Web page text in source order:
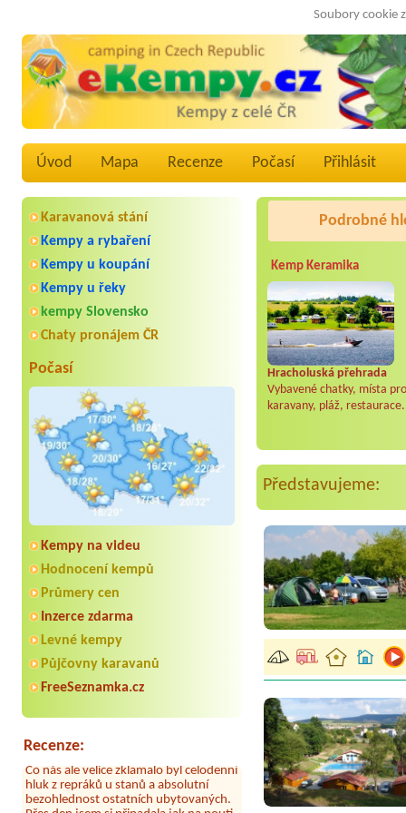
Soubory cookie
Úvod Mapa Recenze Počasí Přihlásit
Karavanová stání
Kempy a rybaření
Kempy u koupání
Kempy u řeky
kempy Slovensko
Chaty pronájem ČR
Počasí
Kempy na videu
Hodnocení kempů
Průmery cen
Inzerce zdarma
Levné kempy
Půjčovny karavanů
FreeSeznamka.cz
Recenze:
Byli jsme zde v týdnu od 25.7. do 1.8.
2026. Kemp jako takový je pěkný. V
umývárně i na WC bylo vždy čisto,
doplněný papír i utěrky, což při
samozřejmost. V kempu je obchod a
Co nás ale velice zklamalo byl celodenní
bezohlednost ostatních ubytovaných.
Přes den jsem si připadala jak na pouti-
z každého koutu hrála jiná
Podrobné
Kemp Keramika
Hracholuská přehrada
Vybavené chatky, místa pro
karavany, pláž,
Představujeme: